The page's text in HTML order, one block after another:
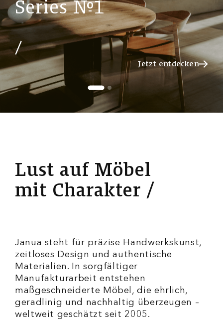
Series №1
Jetzt entdecken
Jetzt entdecken
Lust auf Möbel
mit Charakter
Janua steht für präzise Handwerkskunst,
zeitloses Design und authentische
Materialien. In sorgfältiger
Manufakturarbeit entstehen
maßgeschneiderte Möbel, die ehrlich,
geradlinig und nachhaltig überzeugen –
weltweit geschätzt seit 2005.